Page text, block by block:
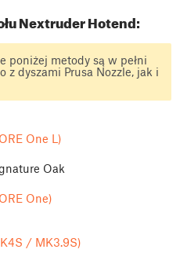
Nextruder Hotend:
poniżej metody są w pełni
z dyszami Prusa Nozzle, jak i
One L)
Oak
One)
/ MK3.9S)